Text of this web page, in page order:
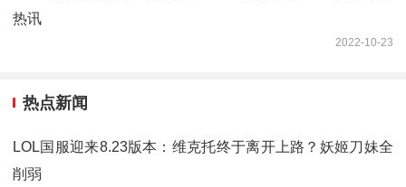
热讯
2022-10-23
热点新闻
LOL国服迎来8.23版本：维克托终于离开上路？妖姬刀妹全
削弱